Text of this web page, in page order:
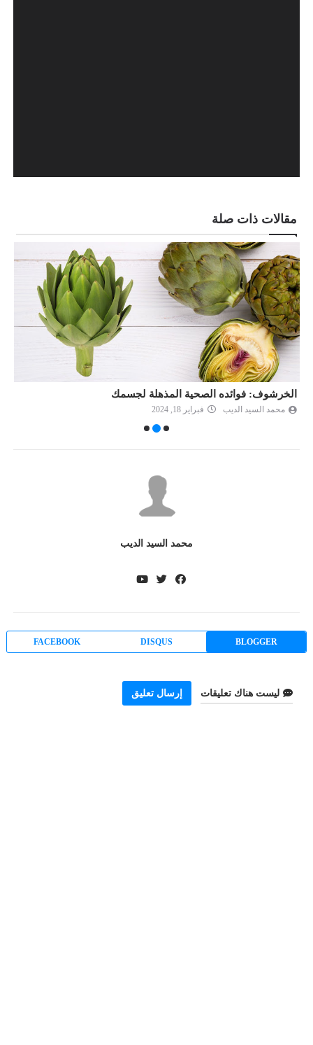
مقالات ذات صلة
الخرشوف: فوائده الصحية المذهلة لجسمك
محمد السيد الديب فبراير 18, 2024
محمد السيد الديب
BLOGGER
DISQUS
FACEBOOK
ليست هناك تعليقات إرسال تعليق